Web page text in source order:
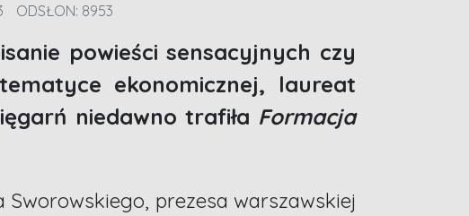
ODSŁON: 8953
powieści sensacyjnych czy
ekonomicznej, laureat
niedawno trafiła Formacja
prezesa warszawskiej